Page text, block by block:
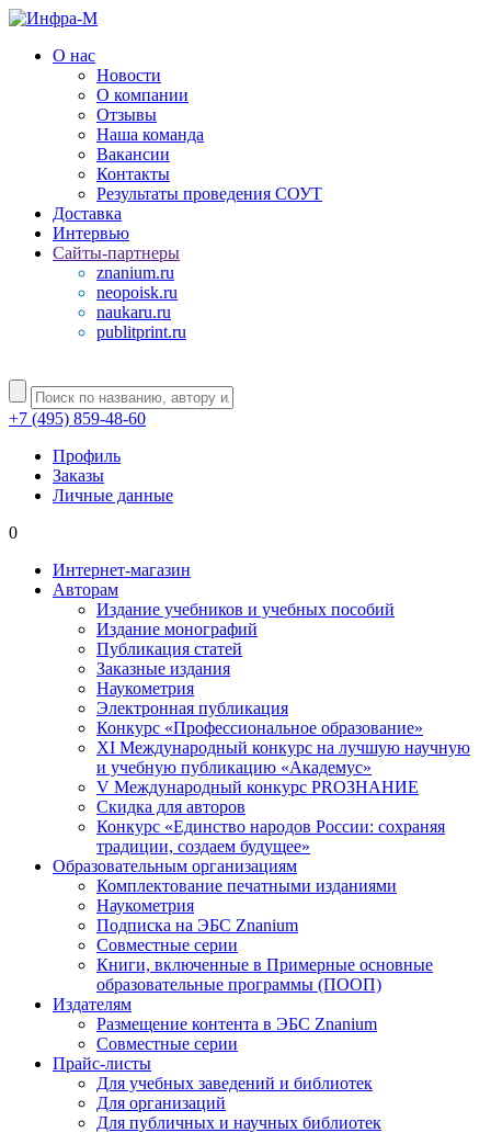
О нас
Новости
О компании
Отзывы
Наша команда
Вакансии
Контакты
Результаты проведения СОУТ
Доставка
Интервью
Сайты-партнеры
znanium.ru
neopoisk.ru
naukaru.ru
publitprint.ru
+7 (495) 859-48-60
Профиль
Заказы
Личные данные
0
Интернет-магазин
Авторам
Издание учебников и учебных пособий
Издание монографий
Публикация статей
Заказные издания
Наукометрия
Электронная публикация
Конкурс «Профессиональное образование»
XI Международный конкурс на лучшую научную
и учебную публикацию «Академус»
V Международный конкурс PROЗНАНИЕ
Скидка для авторов
Конкурс «Единство народов России: сохраняя
традиции, создаем будущее»
Образовательным организациям
Комплектование печатными изданиями
Наукометрия
Подписка на ЭБС Znanium
Совместные серии
Книги, включенные в Примерные основные
образовательные программы (ПООП)
Издателям
Размещение контента в ЭБС Znanium
Совместные серии
Прайс-листы
Для учебных заведений и библиотек
Для организаций
Для публичных и научных библиотек